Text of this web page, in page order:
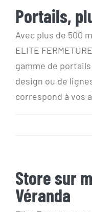
Portails,
Portails,
Avec plus de 500
ELITE
gamme de
design ou de
correspond à vos
Store sur
Véranda